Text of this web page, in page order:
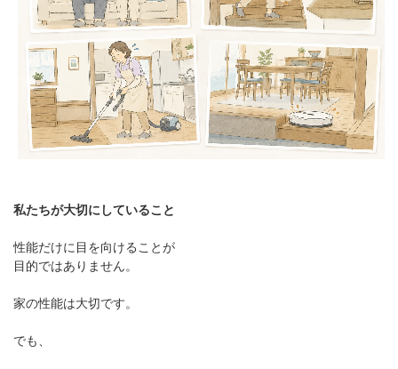
私たちが大切にしていること
性能だけに目を向けることが
目的ではありません。
家の性能は大切です。
でも、